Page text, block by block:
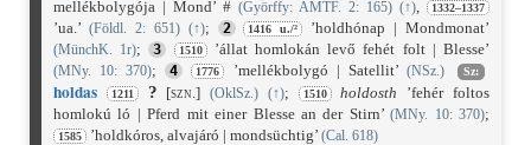
mellékbolygója | Mond’ # (Györffy: ÁMTF. 2: 165) (↑), 1332–1337
’ua.’ (Földl. 2: 651) (↑); 2 1416 u./² ’holdhónap | Mondmonat’
(MünchK. 1r); 3 1510 ’állat homlokán levő fehét folt | Blesse’
(MNy. 10: 370); 4 1776 ’mellékbolygó | Satellit’ (NSz.) Sz:
holdas 1211 ? [szn.] (OklSz.) (↑); 1510 holdosth ’fehér foltos
homlokú ló | Pferd mit einer Blesse an der Stirn’(MNy. 10: 370);
1585 ’holdkóros, alvajáró | mondsüchtig’ (Cal. 618)